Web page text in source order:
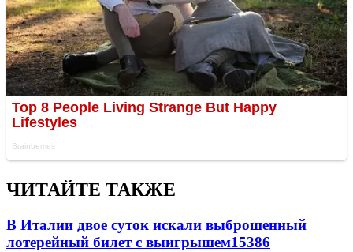
ЧИТАЙТЕ ТАКЖЕ
В Италии двое суток искали выброшенный
лотерейный билет с выигрышем15386